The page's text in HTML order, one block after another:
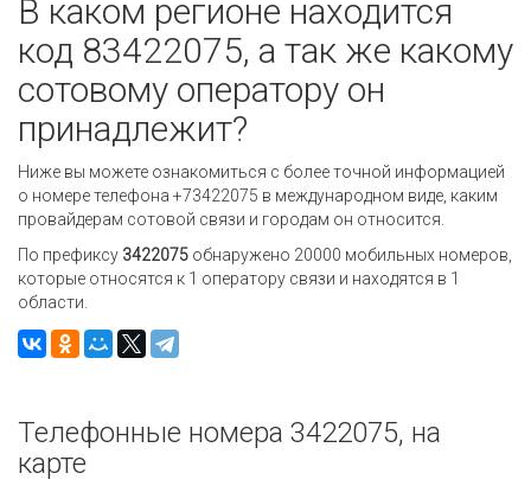
В каком регионе находится
код 83422075, а так же какому
сотовому оператору он
принадлежит?
Ниже вы можете ознакомиться с более точной информацией
о номере телефона +73422075 в международном виде, каким
провайдерам сотовой связи и городам он относится.
По префиксу 3422075 обнаружено 20000 мобильных номеров,
которые относятся к 1 оператору связи и находятся в 1
области.
Телефонные номера 3422075, на
карте